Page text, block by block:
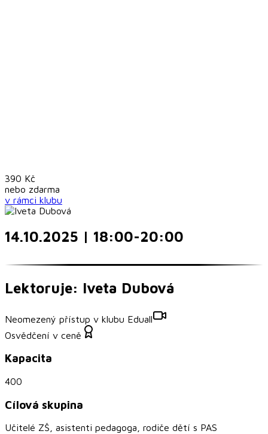
390 Kč
nebo zdarma
v rámci klubu
14.10.2025 | 18:00-20:00
Lektoruje: Iveta Dubová
Neomezený přístup v klubu Eduall
Osvědčení v ceně
Kapacita
400
Cílová skupina
Učitelé ZŠ, asistenti pedagoga, rodiče dětí s PAS